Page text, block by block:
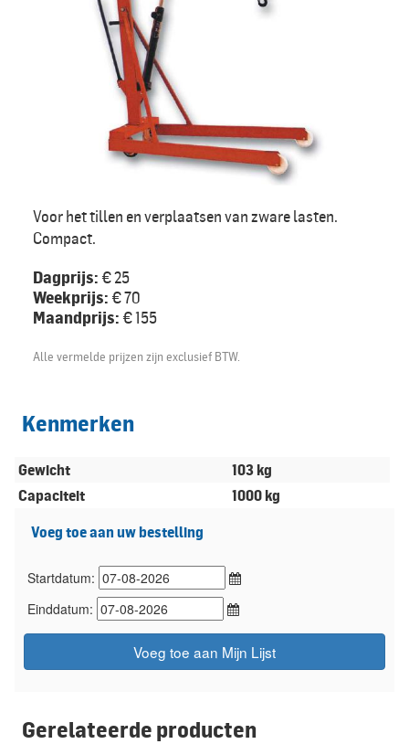
Voor het tillen en verplaatsen van zware lasten.
Compact.
Dagprijs: € 25
Weekprijs: € 70
Maandprijs: € 155
Alle vermelde prijzen zijn exclusief BTW.
Kenmerken
Gewicht
103 kg
Capaciteit
1000 kg
Voeg toe aan uw bestelling
Startdatum:
Einddatum:
Voeg toe aan Mijn Lijst
Gerelateerde producten